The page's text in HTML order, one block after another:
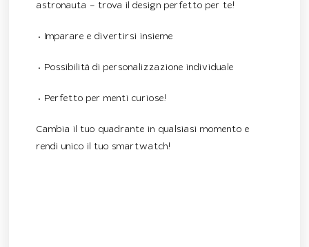
astronauta – trova il design perfetto per te!
• Imparare e divertirsi insieme
• Possibilità di personalizzazione individuale
• Perfetto per menti curiose!
Cambia il tuo quadrante in qualsiasi momento e
rendi unico il tuo smartwatch!